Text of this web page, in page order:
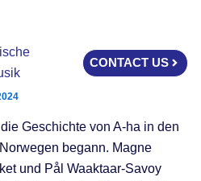
CONTACT US
Geschichte von A-ha in den
begann. Magne
und Pål Waaktaar-Savoy